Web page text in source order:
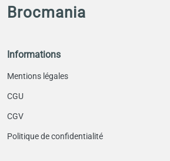
Brocmania
Informations
Mentions légales
CGU
CGV
Politique de confidentialité